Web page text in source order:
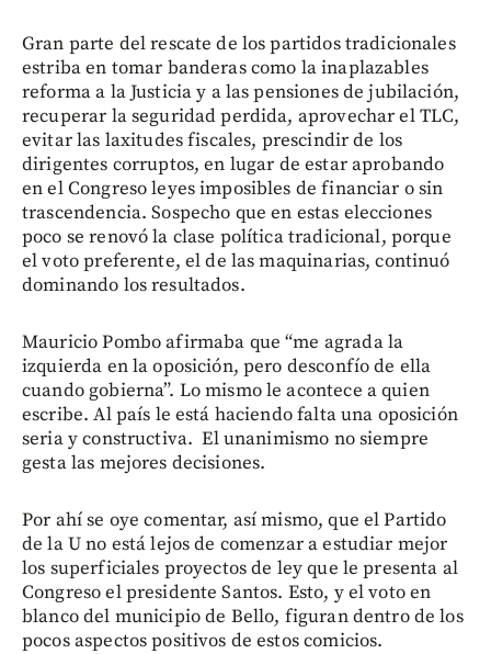
Gran parte del rescate de los partidos tradicionales
estriba en tomar banderas como la inaplazables
reforma a la Justicia y a las pensiones de jubilación,
recuperar la seguridad perdida, aprovechar el TLC,
evitar las laxitudes fiscales, prescindir de los
dirigentes corruptos, en lugar de estar aprobando
en el Congreso leyes imposibles de financiar o sin
trascendencia. Sospecho que en estas elecciones
poco se renovó la clase política tradicional, porque
el voto preferente, el de las maquinarias, continuó
dominando los resultados.
Mauricio Pombo afirmaba que “me agrada la
izquierda en la oposición, pero desconfío de ella
cuando gobierna”. Lo mismo le acontece a quien
escribe. Al país le está haciendo falta una oposición
seria y constructiva. El unanimismo no siempre
gesta las mejores decisiones.
Por ahí se oye comentar, así mismo, que el Partido
de la U no está lejos de comenzar a estudiar mejor
los superficiales proyectos de ley que le presenta al
Congreso el presidente Santos. Esto, y el voto en
blanco del municipio de Bello, figuran dentro de los
pocos aspectos positivos de estos comicios.